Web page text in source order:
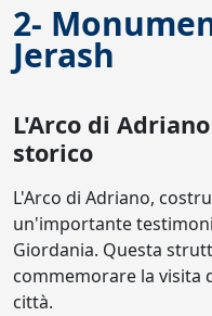
2-
Jerash
L'Arco di
storico
L'Arco di Adriano,
un'importante
Giordania. Questa
commemorare la visita
città.